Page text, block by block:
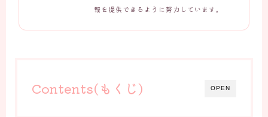
報を提供できるように努力しています。
OPEN
Contents(もくじ)